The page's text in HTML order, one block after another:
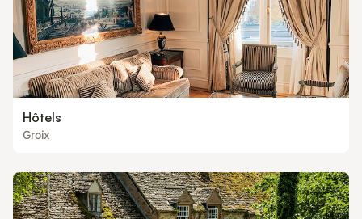
Hôtels
Groix